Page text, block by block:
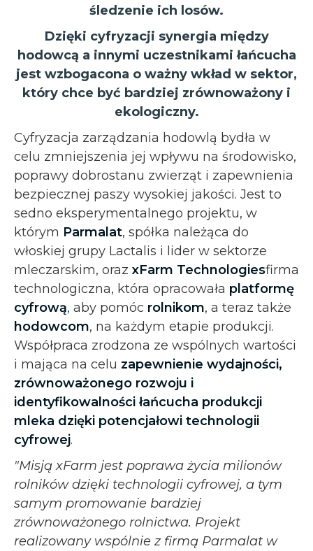
śledzenie ich losów.
Dzięki cyfryzacji synergia między
hodowcą a innymi uczestnikami łańcucha
jest wzbogacona o ważny wkład w sektor,
który chce być bardziej zrównoważony i
ekologiczny.
Cyfryzacja zarządzania hodowlą bydła w
celu zmniejszenia jej wpływu na środowisko,
poprawy dobrostanu zwierząt i zapewnienia
bezpiecznej paszy wysokiej jakości. Jest to
sedno eksperymentalnego projektu, w
którym Parmalat, spółka należąca do
włoskiej grupy Lactalis i lider w sektorze
mleczarskim, oraz xFarm Technologiesfirma
technologiczna, która opracowała platformę
cyfrową, aby pomóc rolnikom, a teraz także
hodowcom, na każdym etapie produkcji.
Współpraca zrodzona ze wspólnych wartości
i mająca na celu zapewnienie wydajności,
zrównoważonego rozwoju i
identyfikowalności łańcucha produkcji
mleka dzięki potencjałowi technologii
cyfrowej.
"Misją xFarm jest poprawa życia milionów
rolników dzięki technologii cyfrowej, a tym
samym promowanie bardziej
zrównoważonego rolnictwa. Projekt
realizowany wspólnie z firmą Parmalat w